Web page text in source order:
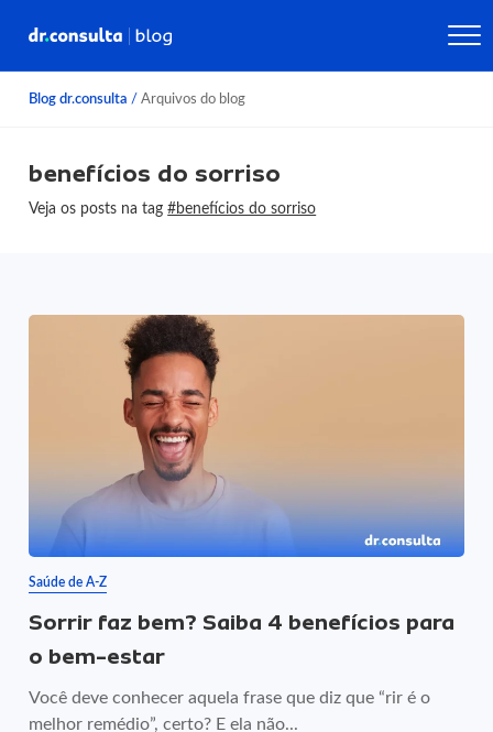
Blog dr.consulta / Arquivos do blog
benefícios do sorriso
Veja os posts na tag#benefícios do sorriso
Saúde de A-Z
Sorrir faz bem? Saiba 4 benefícios para
o bem-estar
Você deve conhecer aquela frase que diz que “rir é o
melhor remédio”, certo? E ela não...